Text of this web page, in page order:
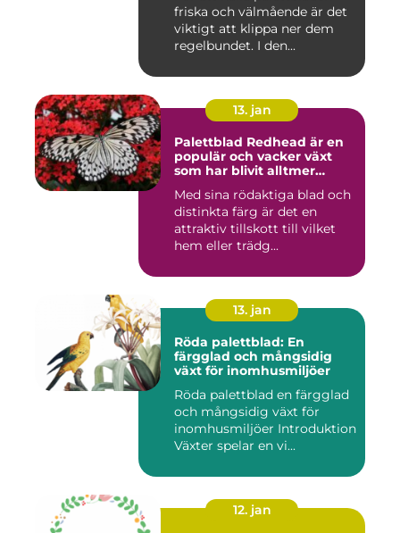
friska och välmående är det
viktigt att klippa ner dem
regelbundet. I den...
13. jan
Palettblad Redhead är en
populär och vacker växt
som har blivit alltmer
trädgårdsentusiaster
Med sina rödaktiga blad och
distinkta färg är det en
attraktiv tillskott till vilket
hem eller trädg...
13. jan
Röda palettblad: En
färgglad och mångsidig
växt för inomhusmiljöer
Röda palettblad en färgglad
och mångsidig växt för
inomhusmiljöer Introduktion
Växter spelar en vi...
12. jan